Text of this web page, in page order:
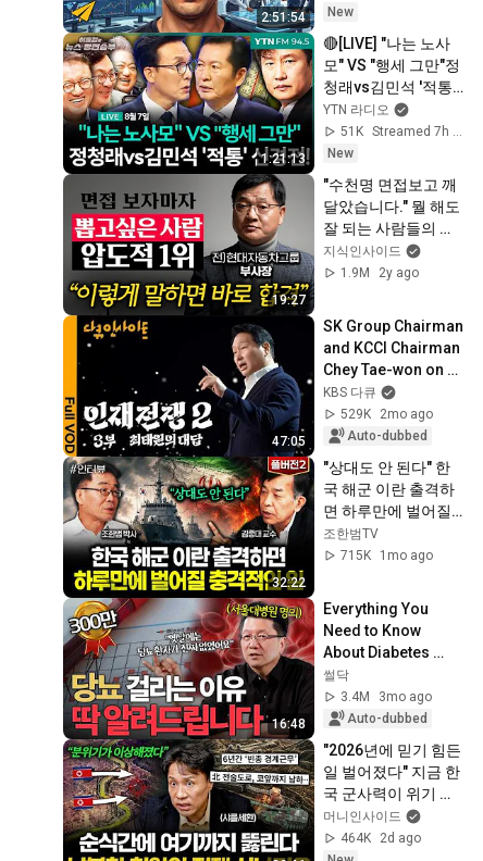
2:51:54
New
1:21:13
🔴[LIVE] "나는 노사
모" VS "행세 그만"정
청래vs김민석 '적통'
신경전!ㅣ #이동형 #
김민석 #송영길 #정
청래 #더불어민주당
YTN 라디오
51K
Streamed 7h ago
New
19:27
"수천명 면접보고 깨
달았습니다." 뭘 해도
잘 되는 사람들의 공
통점 '3가지' (장동철
작가 1부)
지식인사이드
1.9M
2y ago
47:05
SK Group Chairman
and KCCI Chairman
Chey Tae-won on
'The Future of the AI
Era and South
Korea's S...
KBS 다큐
529K
2mo ago
Auto-dubbed
32:22
"상대도 안 된다" 한
국 해군 이란 출격하
면 하루만에 벌어질
충격적인 일 | 김종대
교수 풀버전2
조한범TV
715K
1mo ago
16:48
Everything You
Need to Know
About Diabetes
According to a Top
SNU Specialist |
Professor Lee
썰닥
3.4M
3mo ago
Auto-dubbed
"2026년에 믿기 힘든
일 벌어졌다" 지금 한
국 군사력이 위기 상
황인 진짜 이유 (샤를
세환 1부)
머니인사이드
464K
2d ago